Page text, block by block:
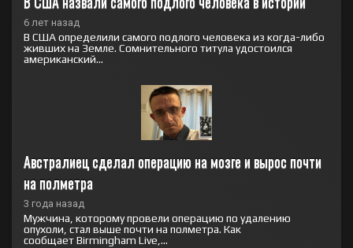
6 лет назад
В США определили самого подлого человека из когда-либо
живших на Земле. Сомнительного титула удостоился
американский...
Австралиец сделал операцию на мозге и вырос почти
на полметра
3 года назад
Мужчина, которому провели операцию по удалению
опухоли, стал выше почти на полметра. Как
сообщает Birmingham Live,...